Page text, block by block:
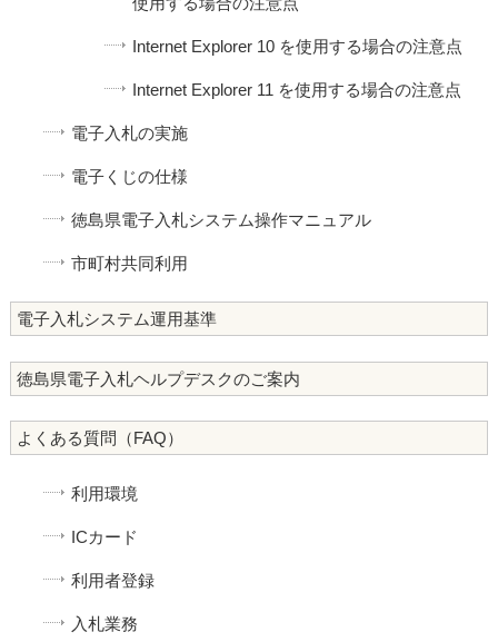
Internet Explorer 10 を使用する場合の注意点
Internet Explorer 11 を使用する場合の注意点
電子入札の実施
電子くじの仕様
徳島県電子入札システム操作マニュアル
市町村共同利用
電子入札システム運用基準
徳島県電子入札ヘルプデスクのご案内
よくある質問（FAQ）
利用環境
ICカード
利用者登録
入札業務